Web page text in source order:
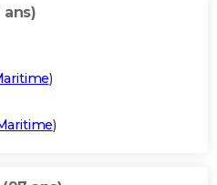
ans)
)
)